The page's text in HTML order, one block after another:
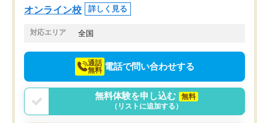
つ成績も上がり、苦手意識も無くなっ
てきたので、さらに苦手な数学も追加
でお願いしました。来年の高校受験に
オンライン校 詳しく見る
対応エリア 全国
通話
無料 電話で問い合わせする
無料体験を申し込む
無料
（リストに追加する）